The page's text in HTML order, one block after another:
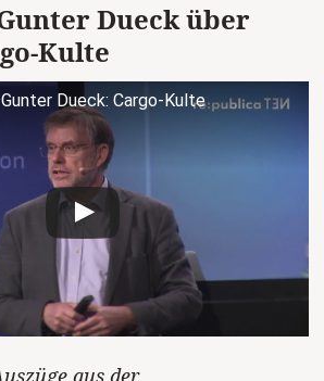
Dueck über
Kulte
Dueck: Cargo-Kulte
aus der